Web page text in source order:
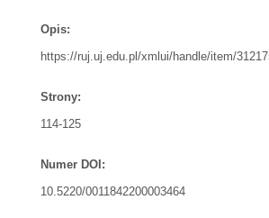
Opis:
https://ruj.uj.edu.pl/xmlui/handle/item/
Strony:
114-125
Numer DOI:
10.5220/0011842200003464